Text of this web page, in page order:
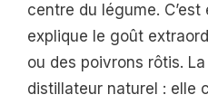
centre du légume.
explique le goût
ou des poivrons rôtis.
distillateur naturel : elle